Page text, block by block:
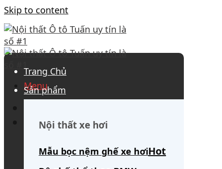
Skip to content
Menu
Search for:
Trang Chủ
Sản phẩm
Nội thất xe hơi
Mẫu bọc nệm ghế xe hơi